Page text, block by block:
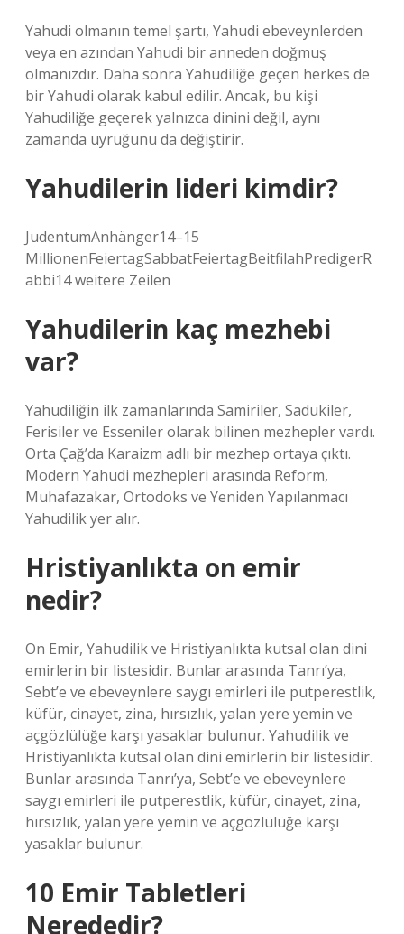
Yahudi olmanın temel şartı, Yahudi ebeveynlerden
veya en azından Yahudi bir anneden doğmuş
olmanızdır. Daha sonra Yahudiliğe geçen herkes de
bir Yahudi olarak kabul edilir. Ancak, bu kişi
Yahudiliğe geçerek yalnızca dinini değil, aynı
zamanda uyruğunu da değiştirir.
Yahudilerin lideri kimdir?
JudentumAnhänger14–15
MillionenFeiertagSabbatFeiertagBeitfilahPredigerR
abbi14 weitere Zeilen
Yahudilerin kaç mezhebi
var?
Yahudiliğin ilk zamanlarında Samiriler, Sadukiler,
Ferisiler ve Esseniler olarak bilinen mezhepler vardı.
Orta Çağ’da Karaizm adlı bir mezhep ortaya çıktı.
Modern Yahudi mezhepleri arasında Reform,
Muhafazakar, Ortodoks ve Yeniden Yapılanmacı
Yahudilik yer alır.
Hristiyanlıkta on emir
nedir?
On Emir, Yahudilik ve Hristiyanlıkta kutsal olan dini
emirlerin bir listesidir. Bunlar arasında Tanrı’ya,
Sebt’e ve ebeveynlere saygı emirleri ile putperestlik,
küfür, cinayet, zina, hırsızlık, yalan yere yemin ve
açgözlülüğe karşı yasaklar bulunur. Yahudilik ve
Hristiyanlıkta kutsal olan dini emirlerin bir listesidir.
Bunlar arasında Tanrı’ya, Sebt’e ve ebeveynlere
saygı emirleri ile putperestlik, küfür, cinayet, zina,
hırsızlık, yalan yere yemin ve açgözlülüğe karşı
yasaklar bulunur.
10 Emir Tabletleri
Nerededir?